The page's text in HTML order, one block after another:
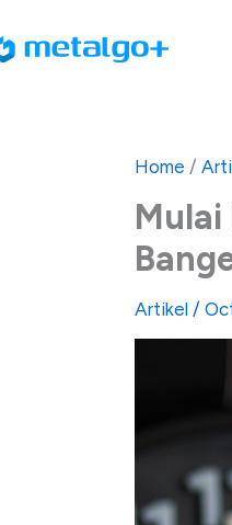
to
Home /
Mulai
Artikel /